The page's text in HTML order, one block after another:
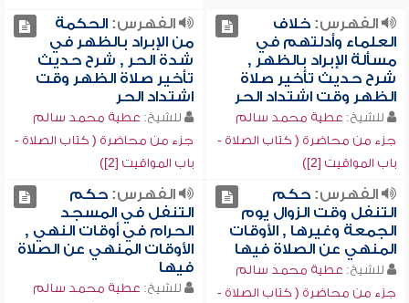
الفهرس:خلاف
العلماء وأدلتهم في
مسألة الإبراد بالظهر ,
شرح حديث تأخير صلاة
الظهر وقت اشتداد الحر
للشيخ: عطية محمد سالم
جزء من محاضرة ( كتاب الصلاة -
باب المواقيت [2])
الفهرس:الحكمة
من الإبراد بالظهر في
شدة الحر , شرح حديث
تأخير صلاة الظهر وقت
اشتداد الحر
للشيخ: عطية محمد سالم
جزء من محاضرة ( كتاب الصلاة -
باب المواقيت [2])
الفهرس:حكم
التنفل وقت الزوال يوم
الجمعة وغيرها , الأوقات
المنهي عن الصلاة فيها
للشيخ: عطية محمد سالم
جزء من محاضرة ( كتاب الصلاة -
الفهرس:حكم
التنفل في المسجد
الحرام في أوقات النهي ,
الأوقات المنهي عن الصلاة
فيها
للشيخ: عطية محمد سالم